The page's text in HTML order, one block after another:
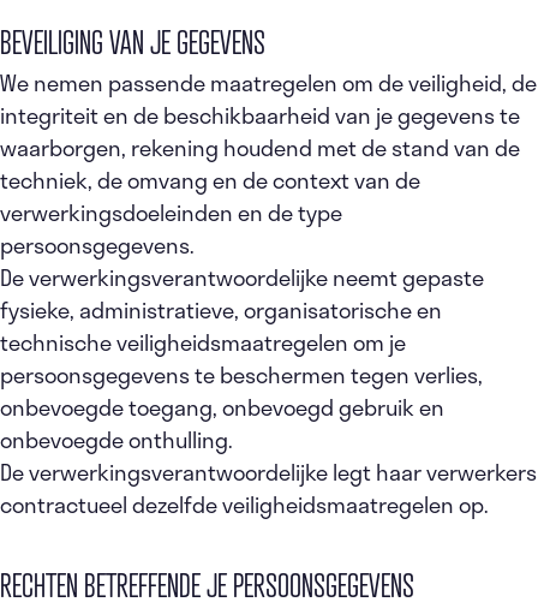
BEVEILIGING VAN JE GEGEVENS
We nemen passende maatregelen om de veiligheid, de
integriteit en de beschikbaarheid van je gegevens te
waarborgen, rekening houdend met de stand van de
techniek, de omvang en de context van de
verwerkingsdoeleinden en de type
persoonsgegevens.
De verwerkingsverantwoordelijke neemt gepaste
fysieke, administratieve, organisatorische en
technische veiligheidsmaatregelen om je
persoonsgegevens te beschermen tegen verlies,
onbevoegde toegang, onbevoegd gebruik en
onbevoegde onthulling.
De verwerkingsverantwoordelijke legt haar verwerkers
contractueel dezelfde veiligheidsmaatregelen op.
RECHTEN BETREFFENDE JE PERSOONSGEGEVENS